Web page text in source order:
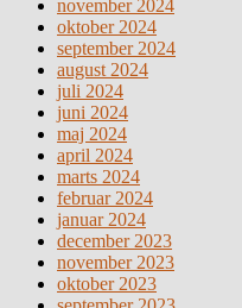
november 2024
oktober 2024
september 2024
august 2024
juli 2024
juni 2024
maj 2024
april 2024
marts 2024
februar 2024
januar 2024
december 2023
november 2023
oktober 2023